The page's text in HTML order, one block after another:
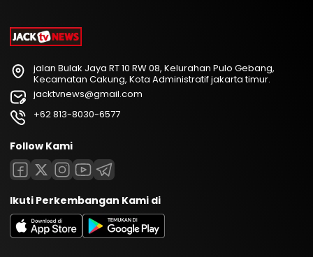
jalan Bulak Jaya RT 10 RW 08, Kelurahan Pulo Gebang,
Kecamatan Cakung, Kota Administratif jakarta timur.
jacktvnews@gmail.com
+62 813-8030-6577
Follow Kami
Ikuti Perkembangan Kami di